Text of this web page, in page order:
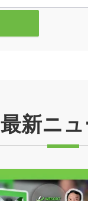
最新ニ